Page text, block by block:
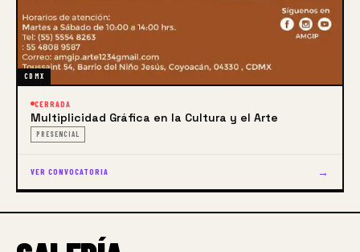
CDMX
CERRADA
Multiplicidad Gráfica en la Cultura y el Arte
PRESENCIAL
VER CONVOCATORIA →